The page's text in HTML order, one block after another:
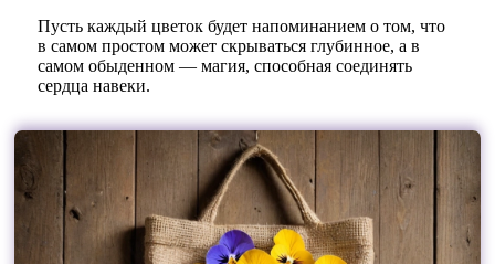
Пусть каждый цветок будет напоминанием о том, что
в самом простом может скрываться глубинное, а в
самом обыденном — магия, способная соединять
сердца навеки.